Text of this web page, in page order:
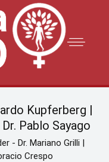
Kupferberg |
Dr. Pablo Sayago
- Dr. Mariano Grilli |
Crespo